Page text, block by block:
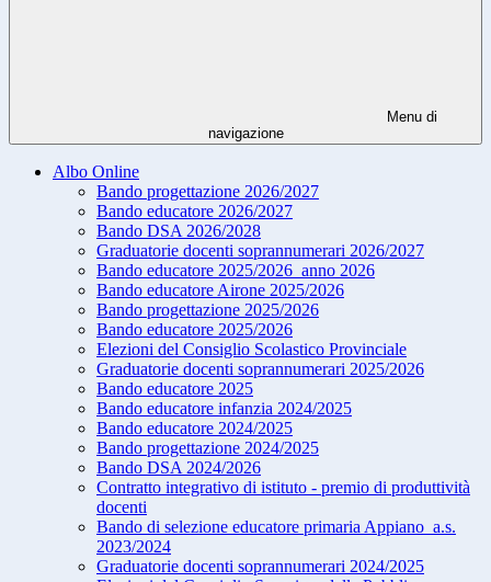
Menu di
navigazione
Albo Online
Bando progettazione 2026/2027
Bando educatore 2026/2027
Bando DSA 2026/2028
Graduatorie docenti soprannumerari 2026/2027
Bando educatore 2025/2026_anno 2026
Bando educatore Airone 2025/2026
Bando progettazione 2025/2026
Bando educatore 2025/2026
Elezioni del Consiglio Scolastico Provinciale
Graduatorie docenti soprannumerari 2025/2026
Bando educatore 2025
Bando educatore infanzia 2024/2025
Bando educatore 2024/2025
Bando progettazione 2024/2025
Bando DSA 2024/2026
Contratto integrativo di istituto - premio di produttività
docenti
Bando di selezione educatore primaria Appiano_a.s.
2023/2024
Graduatorie docenti soprannumerari 2024/2025